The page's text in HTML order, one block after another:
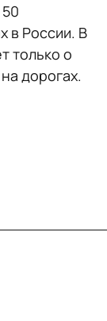
в России. В
только о
дорогах.